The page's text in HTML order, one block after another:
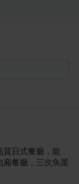
質日式餐廳，龍
廂餐廳，三次魚屋